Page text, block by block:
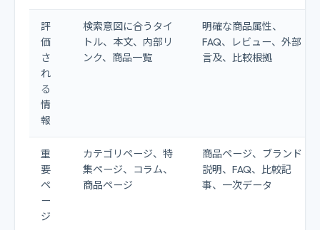
評
価
さ
れ
る
情
報
検索意図に合うタイ
トル、本文、内部リ
ンク、商品一覧
明確な商品属性、
FAQ、レビュー、外部
言及、比較根拠
重
要
ペ
ー
ジ
カテゴリページ、特
集ページ、コラム、
商品ページ
商品ページ、ブランド
説明、FAQ、比較記
事、一次データ